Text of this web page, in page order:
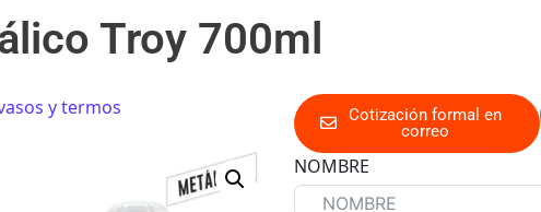
Troy 700ml
y termos
Cotización formal en
correo
NOMBRE